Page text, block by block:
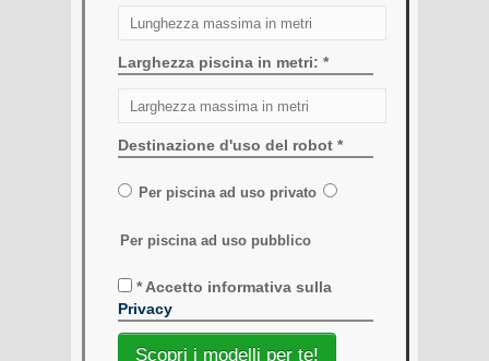
Larghezza piscina in metri: *
Destinazione d'uso del robot *
Per piscina ad uso privato
Per piscina ad uso pubblico
* Accetto informativa sulla
Privacy
Scopri i modelli per te!